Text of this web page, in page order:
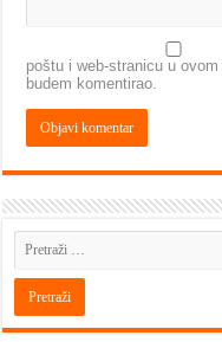
poštu i web-stranicu u
budem komentirao.